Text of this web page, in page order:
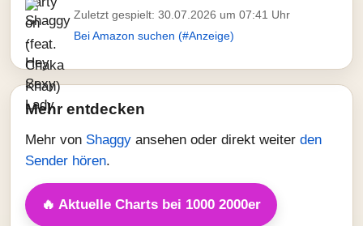
Zuletzt gespielt: 30.07.2026 um 07:41 Uhr
Bei Amazon suchen (#Anzeige)
Mehr entdecken
Mehr von Shaggy ansehen oder direkt weiter den
Sender hören.
🔥 Aktuelle Charts bei 1000 2000er